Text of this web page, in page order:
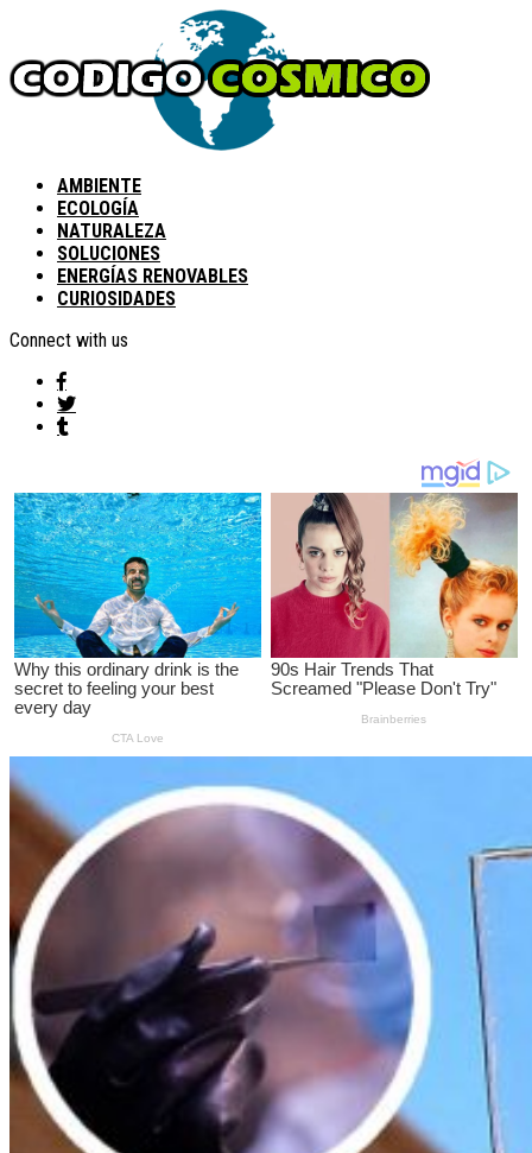
AMBIENTE
ECOLOGÍA
NATURALEZA
SOLUCIONES
ENERGÍAS RENOVABLES
CURIOSIDADES
Connect with us